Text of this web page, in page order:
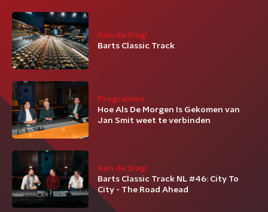
Aan de Slag!
Barts Classic Track
Programma
Hoe Als De Morgen Is Gekomen van
Jan Smit weet te verbinden
Aan de Slag!
Barts Classic Track NL #46: City To
City - The Road Ahead